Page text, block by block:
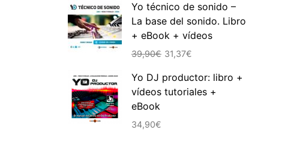
original
era:
39,90€.
actual
es:
30,16€.
Yo técnico de sonido –
La base del sonido. Libro
+ eBook + vídeos
39,90€ El
original
era:
31,37€
actual
es:
Yo DJ productor: libro +
vídeos tutoriales +
eBook
34,90€